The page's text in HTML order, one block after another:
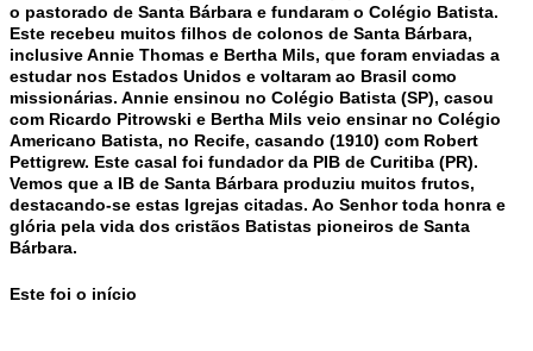
o pastorado de Santa Bárbara e fundaram o Colégio Batista.
Este recebeu muitos filhos de colonos de Santa Bárbara,
inclusive Annie Thomas e Bertha Mils, que foram enviadas a
estudar nos Estados Unidos e voltaram ao Brasil como
missionárias. Annie ensinou no Colégio Batista (SP), casou
com Ricardo Pitrowski e Bertha Mils veio ensinar no Colégio
Americano Batista, no Recife, casando (1910) com Robert
Pettigrew. Este casal foi fundador da PIB de Curitiba (PR).
Vemos que a IB de Santa Bárbara produziu muitos frutos,
destacando-se estas Igrejas citadas. Ao Senhor toda honra e
glória pela vida dos cristãos Batistas pioneiros de Santa
Bárbara.
Este foi o início